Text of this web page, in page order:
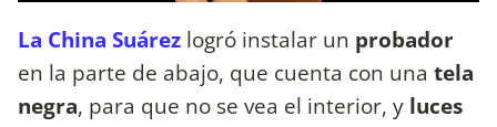
La China Suárez logró instalar un probador
en la parte de abajo, que cuenta con una tela
negra, para que no se vea el interior, y luces